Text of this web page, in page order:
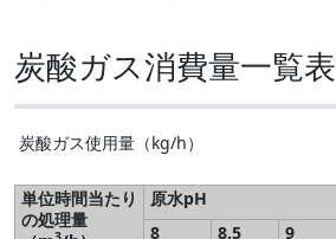
炭酸ガス消費量一覧表
炭酸ガス使用量（kg/h）
単位時間当たり
の処理量
原水pH
8
8.5 9